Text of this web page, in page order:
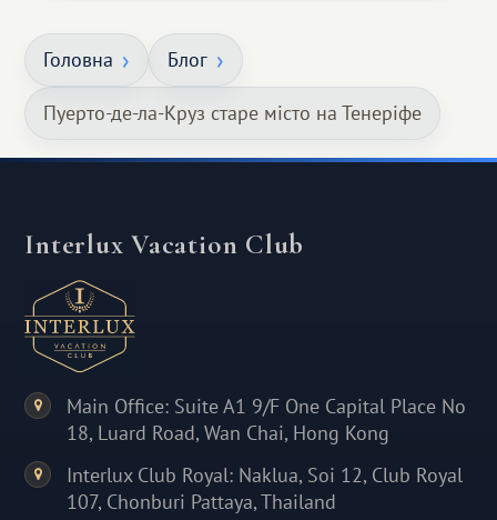
Головна Блог
Пуерто-де-ла-Круз старе місто на Тенеріфе
Interlux Vacation Club
Main Office: Suite A1 9/F One Capital Place No
18, Luard Road, Wan Chai, Hong Kong
Interlux Club Royal: Naklua, Soi 12, Club Royal
107, Chonburi Pattaya, Thailand